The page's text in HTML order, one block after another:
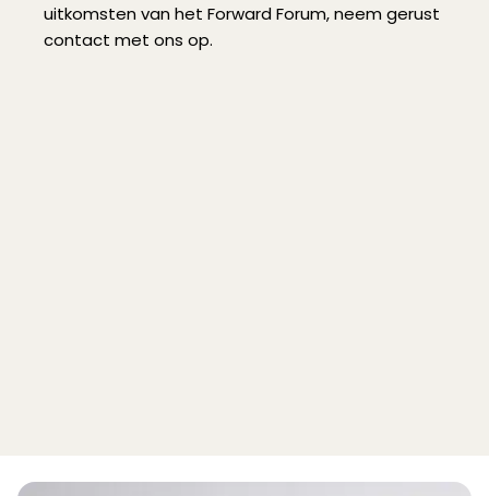
uitkomsten van het Forward Forum, neem gerust
contact met ons op.